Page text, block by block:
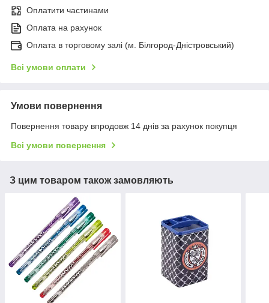
Оплатити частинами
Оплата на рахунок
Оплата в торговому залі (м. Білгород-Дністровський)
Всі умови оплати
Умови повернення
Повернення товару впродовж 14 днів за рахунок покупця
Всі умови повернення
З цим товаром також замовляють